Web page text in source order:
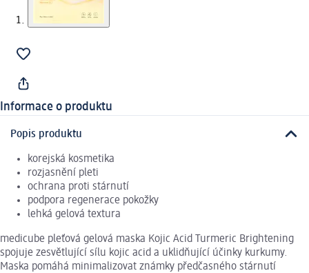
Informace o produktu
Popis produktu
korejská kosmetika
rozjasnění pleti
ochrana proti stárnutí
podpora regenerace pokožky
lehká gelová textura
medicube pleťová gelová maska Kojic Acid Turmeric Brightening
spojuje zesvětlující sílu kojic acid a uklidňující účinky kurkumy.
Maska pomáhá minimalizovat známky předčasného stárnutí